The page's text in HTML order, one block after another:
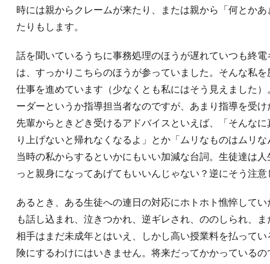
時には親からクレームが来たり、または親から「何とか
たりもします。
話を聞いているうちに事務処理のほうが遅れていつも終
は、すっかりこちらのほうが参っていました。そんな私
仕事を進めています（少なくとも私にはそう見えました
ーダーというか指導担当者なのですが、あまり指導を受
先輩からときどき受けるアドバイスといえば、「そんな
り上げないと帰れなくなるよ」とか「ムリなものはムリ
当時の私からするといかにもいい加減な台詞。生徒達は
っと親身になってあげてもいいんじゃない？逆にそう注
あるとき、ある生徒への連日の対応にホトホト憔悴して
も話し込まれ、泣きつかれ、逆ギレされ、ののしられ、
相手はまだ未成年とはいえ、しかし高い授業料を払って
険にするわけにはいきません。将来だってかかっているの